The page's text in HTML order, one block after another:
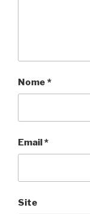
Nome *
Email*
Site